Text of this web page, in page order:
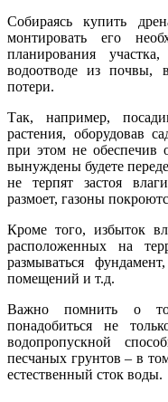
Собираясь купить
монтировать его
планирования
водоотводе из почвы,
потери.
Так, например,
растения, оборудовав
при этом не обеспечив
вынуждены будете
не терпят застоя
размоет, газоны
Кроме того, избыток
расположенных на
размываться
помещений и т.д.
Важно помнить о
понадобиться не
водопропускной
песчаных грунтов – в
естественный сток воды.